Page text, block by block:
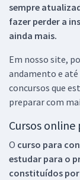
sempre
fazer perder a
ainda mais.
Em nosso site,
andamento e
concursos que
preparar com
Cursos online
O curso para
estudar para o
constituídos